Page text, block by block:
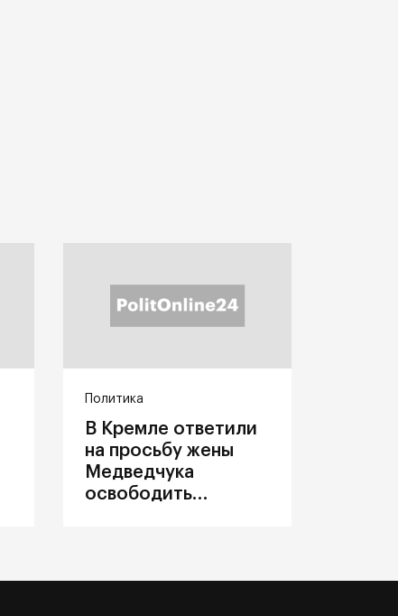
Политика
В Кремле ответили
на просьбу жены
Медведчука
освободить